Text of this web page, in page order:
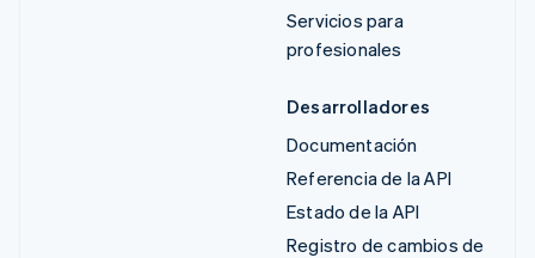
Servicios para
profesionales
Desarrolladores
Documentación
Referencia de la API
Estado de la API
Registro de cambios de